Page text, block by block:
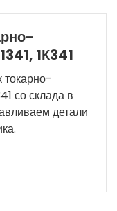
1К341
со склада в
детали